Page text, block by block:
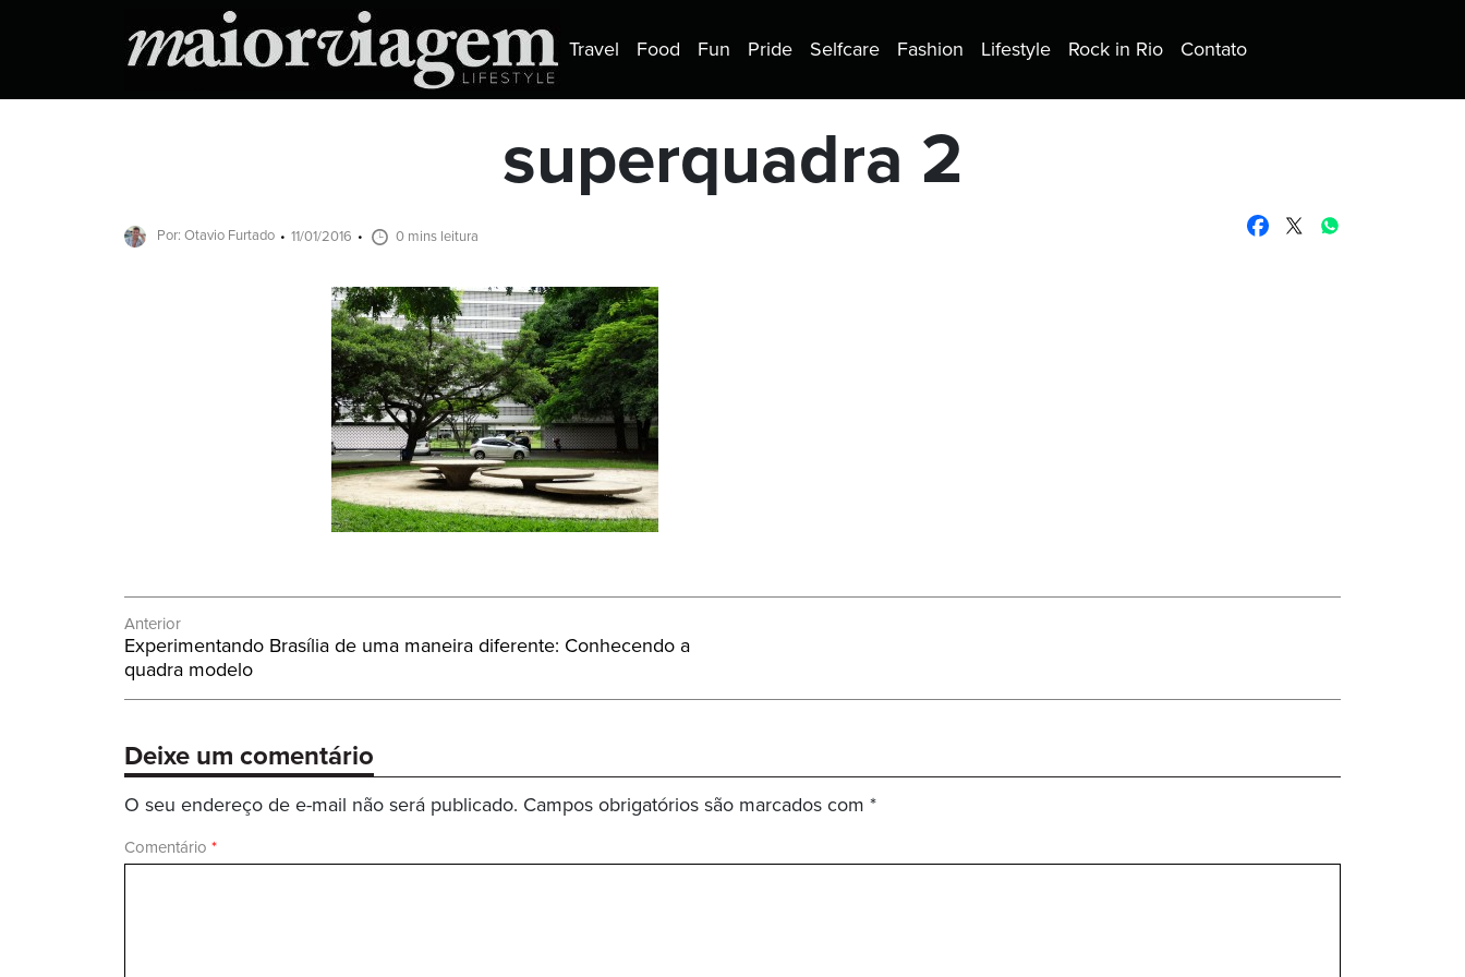
Travel Food Fun Pride Selfcare Fashion Lifestyle Rock in Rio Contato
superquadra 2
Por: Otavio Furtado 11/01/2016 0 mins leitura
Navegação
de
Post
Anterior
Post
Anterior:
Experimentando Brasília de uma maneira diferente: Conhecendo a
quadra modelo
Deixe um comentário
O seu endereço de e-mail não será publicado. Campos obrigatórios são marcados com *
Comentário *